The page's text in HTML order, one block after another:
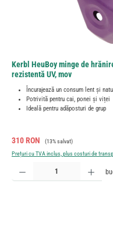
Kerbl HeuBoy minge de
rezistentă UV, mov
Încurajează un consum lent și
Potrivită pentru cai, ponei și viței
Ideală pentru adăposturi de grup
Preț de vânzare:
310 RON Preț obișnuit:
(13% salvat)
Prețuri cu TVA inclus, plus costuri de
Cantitate produs: Introduceți